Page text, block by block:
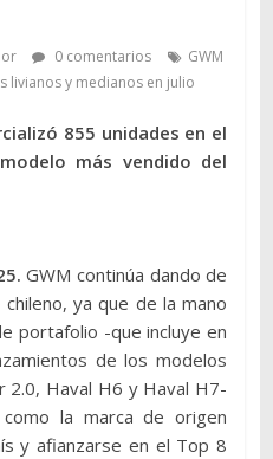
0 comentarios
GWM
livianos y medianos en julio
855 unidades en el
más vendido del
GWM continúa dando de
ya que de la mano
portafolio -que incluye en
de los modelos
2.0, Haval H6 y Haval H7-
la marca de origen
y afianzarse en el Top 8